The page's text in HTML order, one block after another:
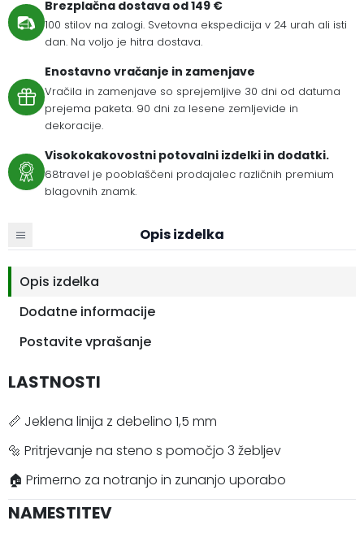
Brezplačna dostava od 149 €
100 stilov na zalogi. Svetovna ekspedicija v 24 urah ali isti
dan. Na voljo je hitra dostava.
Enostavno vračanje in zamenjave
Vračila in zamenjave so sprejemljive 30 dni od datuma
prejema paketa. 90 dni za lesene zemljevide in
dekoracije.
Visokokakovostni potovalni izdelki in dodatki.
68travel je pooblaščeni prodajalec različnih premium
blagovnih znamk.
Opis izdelka
Opis izdelka
Dodatne informacije
Postavite vprašanje
LASTNOSTI
📏 Jeklena linija z debelino 1,5 mm
🔩 Pritrjevanje na steno s pomočjo 3 žebljev
🏠 Primerno za notranjo in zunanjo uporabo
NAMESTITEV